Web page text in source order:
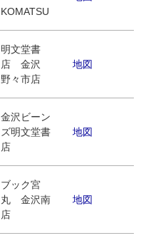
KOMATSU
明文堂書
店 金沢
野々市店
地図
金沢ビーン
ズ明文堂書
店
地図
ブック宮
丸 金沢南
店
地図